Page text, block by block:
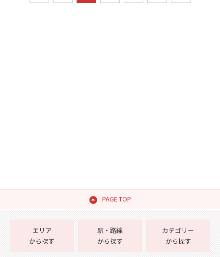
PAGE TOP
エリア
から探す
駅・路線
から探す
カテゴリー
から探す